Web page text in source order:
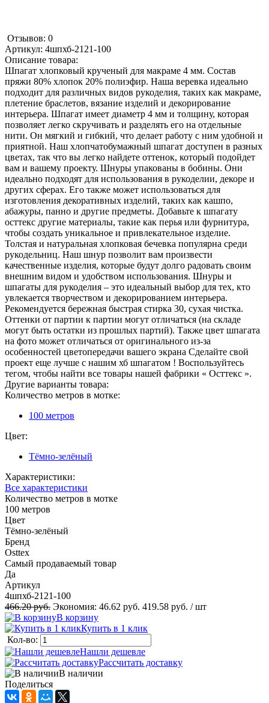
Отзывов: 0
Артикул: 4шпхб-2121-100
Описание товара:
Шпагат хлопковый крученый для макраме 4 мм. Состав
пряжи 80% хлопок 20% полиэфир. Наша веревка идеально
подходит для различных видов рукоделия, таких как макраме,
плетение браслетов, вязание изделий и декорирование
интерьера. Шпагат имеет диаметр 4 мм и толщину, которая
позволяет легко скручивать и разделять его на отдельные
нити. Он мягкий и гибкий, что делает работу с ним удобной и
приятной. Наш хлопчатобумажный шпагат доступен в разных
цветах, так что вы легко найдете оттенок, который подойдет
вам и вашему проекту. Шнуры упакованы в бобины. Они
идеально подходят для использования в рукоделии, декоре и
других сферах. Его также может использоваться для
изготовления декоративных изделий, таких как кашпо,
абажуры, панно и другие предметы. Добавьте к шпагату
осттекс другие материалы, такие как перья или фурнитура,
чтобы создать уникальное и привлекательное изделие.
Толстая и натуральная хлопковая бечевка популярна среди
рукодельниц. Наш шнур позволит вам произвести
качественные изделия, которые будут долго радовать своим
внешним видом и удобством использования. Шнуры и
шпагаты для рукоделия – это идеальный выбор для тех, кто
увлекается творчеством и декорированием интерьера.
Рекомендуется бережная быстрая стирка 30, сухая чистка.
Оттенки от партии к партии могут отличаться (на складе
могут быть остатки из прошлых партий). Также цвет шпагата
на фото может отличаться от оригинального из-за
особенностей цветопередачи вашего экрана Сделайте свой
проект еще лучше с нашим хб шпагатом ! Воспользуйтесь
тегом, чтобы найти все товары нашей фабрики « Осттекс ».
Другие варианты товара:
Количество метров в мотке:
100 метров
Цвет:
Тёмно-зелёный
Характеристики:
Все характеристики
Количество метров в мотке
100 метров
Цвет
Тёмно-зелёный
Бренд
Osttex
Самый продаваемый товар
Да
Артикул
4шпхб-2121-100
466.20 руб. Экономия: 46.62 руб. 419.58 руб. / шт
В корзину
Купить в 1 клик
Кол-во:
Нашли дешевле
Рассчитать доставку
В наличии
Поделиться